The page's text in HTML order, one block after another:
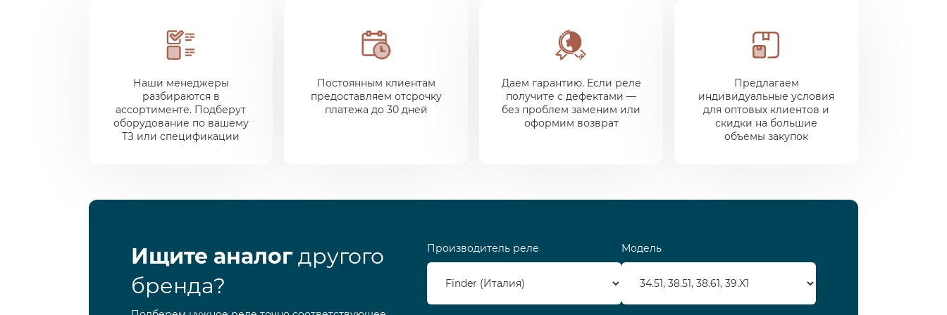
Наши менеджеры
разбираются в
ассортименте. Подберут
оборудование по вашему
ТЗ или спецификации
Постоянным клиентам
предоставляем отсрочку
платежа до 30 дней
Даем гарантию. Если реле
получите с дефектами —
без проблем заменим или
оформим возврат
Предлагаем
индивидуальные условия
для оптовых клиентов и
скидки на большие
объемы закупок
Ищите аналогдругого
бренда?
Производитель реле Модель